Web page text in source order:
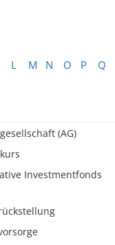
L M N O P Q
(AG)
Investmentfonds